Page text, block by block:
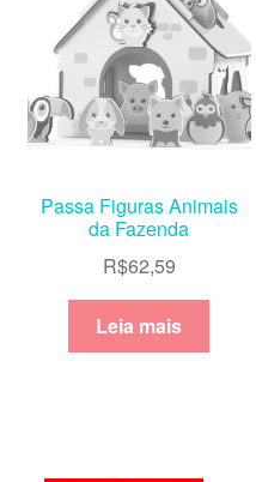
Passa Figuras Animais
da Fazenda
R$62,59
Leia mais